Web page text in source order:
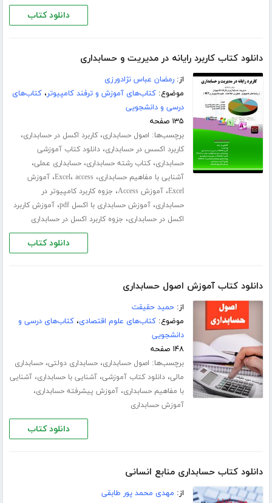
دانلود کتاب
دانلود کتاب کاربرد رایانه در مدیریت و حسابداری
از:رمضان عباس نژادورزی
موضوع:کتاب‌های آموزش و ترفند کامپیوتر،کتاب‌های
درسی و دانشجویی
۱۳۵ صفحه
برچسب‌ها: اصول حسابداری،کاربرد اکسل در حسابداری،
کاربرد اکسس در حسابداری،دانلود کتاب آموزشی
حسابداری،کتاب رشته حسابداری،حسابداری عملی،
آشنایی با مفاهیم حسابداری، Excel، access ،آموزش
Excel،آموزش Access ، جزوه کاربرد کامپیوتر در
حسابداری،آموزش حسابداری با اکسل pdf ،آموزش کاربرد
اکسل در حسابداری، جزوه کاربرد اکسل در حسابداری
دانلود کتاب
دانلود کتاب آموزش اصول حسابداری
از:حمید حقیقت
موضوع:کتاب‌های علوم اقتصادی،کتاب‌های درسی و
دانشجویی
۱۴۸ صفحه
برچسب‌ها: اصول حسابداری،حسابداری دولتی،حسابداری
مالی،دانلود کتاب آموزشی،آشنایی با حسابداری،آشنایی
با مفاهیم حسابداری،آموزش پیشرفته حسابداری،
آموزش حسابداری
دانلود کتاب
دانلود کتاب حسابداری منابع انسانی
از: مهدی محمد پور طابقی